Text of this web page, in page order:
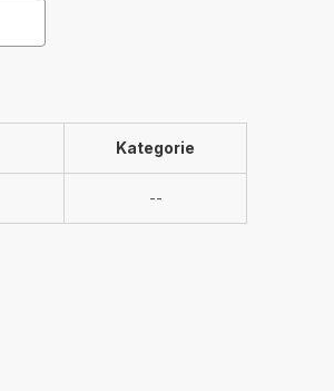
Kategorie
--Nicht
verfügbar